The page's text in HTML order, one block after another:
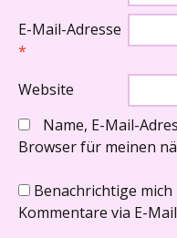
E-Mail-Adresse
*
Website
Name, E-Mail-
Browser für meinen
Benachrichtige
Kommentare via E-